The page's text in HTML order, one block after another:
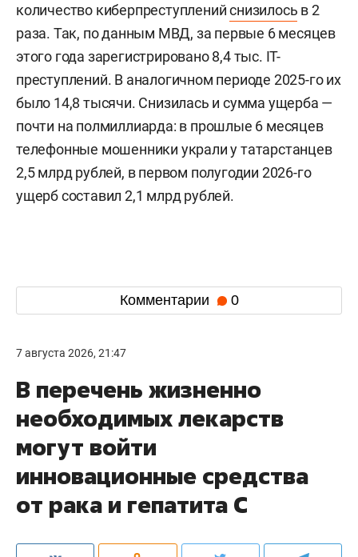
количество киберпреступленийснизилось в 2
раза. Так, по данным МВД, за первые 6 месяцев
этого года зарегистрировано 8,4 тыс. IT-
преступлений. В аналогичном периоде 2025-го их
было 14,8 тысячи. Снизилась и сумма ущерба —
почти на полмиллиарда: в прошлые 6 месяцев
телефонные мошенники украли у татарстанцев
2,5 млрд рублей, в первом полугодии 2026-го
ущерб составил 2,1 млрд рублей.
Комментарии 0
7 августа 2026, 21:47
В перечень жизненно
необходимых лекарств
могут войти
инновационные средства
от рака и гепатита С